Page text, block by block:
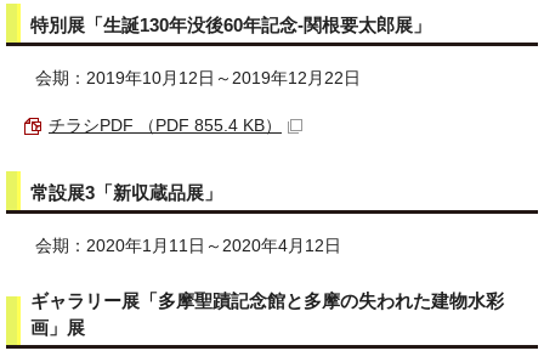
特別展「生誕130年没後60年記念‐関根要太郎展」
会期：2019年10月12日～2019年12月22日
チラシPDF （PDF 855.4 KB）
常設展3「新収蔵品展」
会期：2020年1月11日～2020年4月12日
ギャラリー展「多摩聖蹟記念館と多摩の失われた建物水彩
画」展